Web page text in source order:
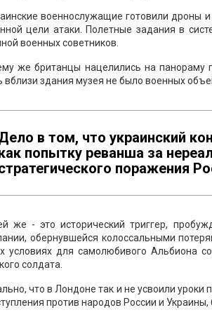
военнослужащие готовили дроны
цели атаки. Полетные задания в
военных советников.
же британцы нацелились на панораму
вблизи здания музея не было военных
в том, что украинский
попытку реванша за
поражения
же - это исторический триггер,
обернувшейся колоссальными
условиях для самолюбивого Альбиона
солдата.
что в Лондоне так и не усвоили уроки
против народов России и